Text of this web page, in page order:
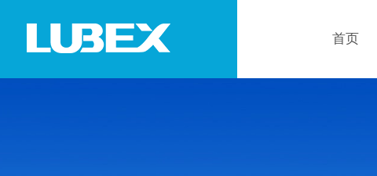
首页